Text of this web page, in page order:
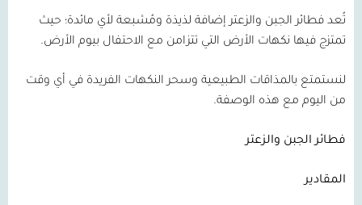
تُعد فطائر الجبن والزعتر إضافة لذيذة ومُشبعة لأي مائدة؛ حيث
تمتزج فيها نكهات الأرض التي تتزامن مع الاحتفال بيوم الأرض.
لنستمتع بالمذاقات الطبيعية وسحر النكهات الفريدة في أي وقت
من اليوم مع هذه الوصفة.
فطائر الجبن والزعتر
المقادير